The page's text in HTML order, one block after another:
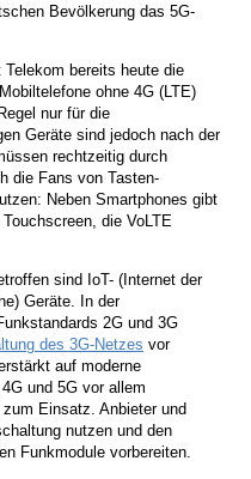
Bevölkerung das 5G-
bereits heute die
ohne 4G (LTE)
nur für die
Geräte sind jedoch nach der
rechtzeitig durch
die Fans von Tasten-
Neben Smartphones gibt
die VoLTE
sind IoT- (Internet der
Geräte. In der
2G und 3G
des 3G-Netzes vor
auf moderne
und 5G vor allem
Einsatz. Anbieter und
nutzen und den
Funkmodule vorbereiten.